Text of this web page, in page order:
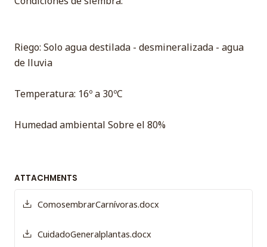
Riego: Solo agua destilada - desmineralizada - agua
de lluvia
Temperatura: 16º a 30ºC
Humedad ambiental Sobre el 80%
ATTACHMENTS
ComosembrarCarnívoras.docx
CuidadoGeneralplantas.docx